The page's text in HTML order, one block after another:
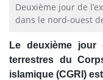
Deuxième jour de
dans le nord-ouest
Le deuxième jour
terrestres du
islamique (CGRI)